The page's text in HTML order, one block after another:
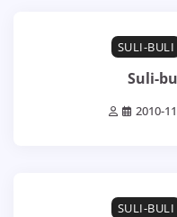
SULI-BULI
Suli-
2010-
SULI-BULI